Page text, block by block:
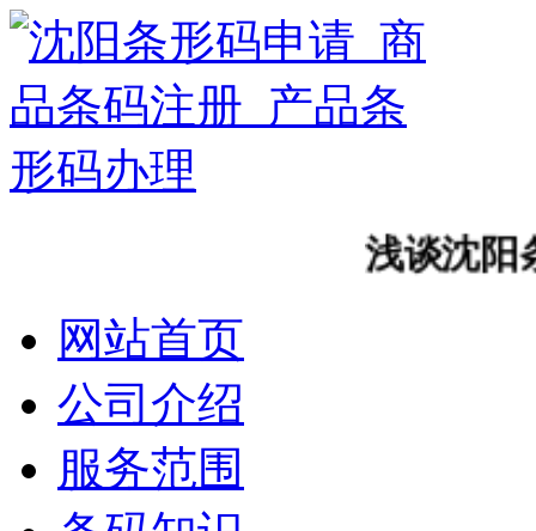
浅谈沈阳条形
网站首页
公司介绍
服务范围